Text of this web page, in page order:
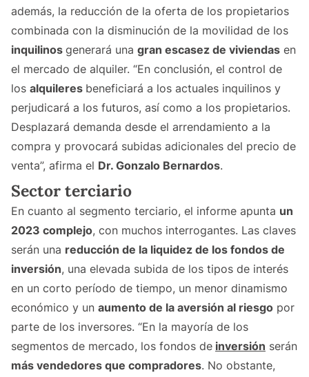
además, la reducción de la oferta de los propietarios
combinada con la disminución de la movilidad de los
inquilinos generará una gran escasez de viviendas en
el mercado de alquiler. “En conclusión, el control de
los alquileres beneficiará a los actuales inquilinos y
perjudicará a los futuros, así como a los propietarios.
Desplazará demanda desde el arrendamiento a la
compra y provocará subidas adicionales del precio de
venta”, afirma el Dr. Gonzalo Bernardos.
Sector terciario
En cuanto al segmento terciario, el informe apunta un
2023 complejo, con muchos interrogantes. Las claves
serán una reducción de la liquidez de los fondos de
inversión, una elevada subida de los tipos de interés
en un corto período de tiempo, un menor dinamismo
económico y un aumento de la aversión al riesgo por
parte de los inversores. “En la mayoría de los
segmentos de mercado, los fondos de inversión serán
más vendedores que compradores. No obstante,